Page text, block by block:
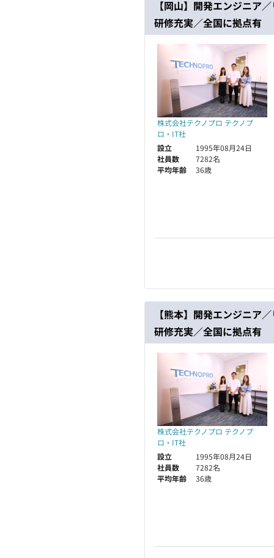
【岡山】開発エンジニア
研修充実／全国に拠点有
株式会社テクノプロ テクノプ
ロ・IT社
設立
1995年08月24日
社員数
7282名
平均年齢
36歳
【熊本】開発エンジニア
研修充実／全国に拠点有
株式会社テクノプロ テクノプ
ロ・IT社
設立
1995年08月24日
社員数
7282名
平均年齢
36歳